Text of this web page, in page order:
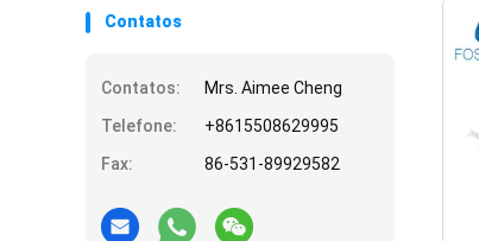
Contatos
Contatos:
Mrs. Aimee Cheng
Telefone:
+8615508629995
Fax:
86-531-89929582